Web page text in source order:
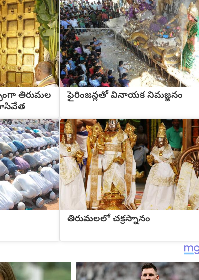
తిరుమల
ఫైరింజన్లతో వినాయక నిమజ్జనం
తిరుమలలో చక్రస్నానం